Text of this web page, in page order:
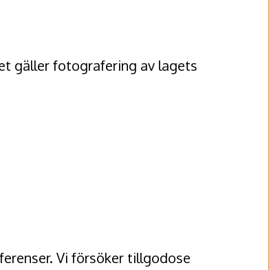
gäller fotografering av lagets
Vi försöker tillgodose